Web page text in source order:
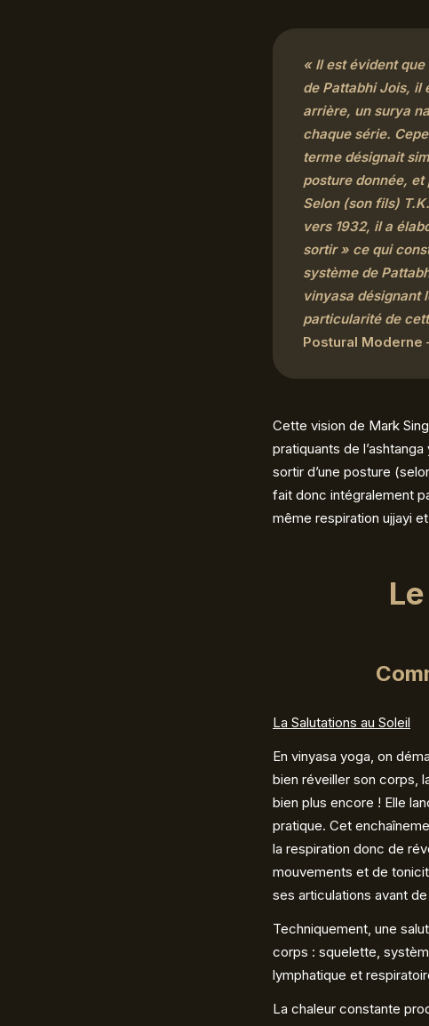
« Il est évident
de Pattabhi Jois, il
arrière, un surya
chaque série.
terme désignait
posture donnée,
Selon (son fils)
vers 1932, il a
sortir » ce qui
système de
vinyasa désignant
particularité de
Postural Moderne
Cette vision de Mark
pratiquants de
sortir d’une posture
fait donc intégralement
même respiration ujjayi
La Salutations au Soleil
En vinyasa yoga, on
bien réveiller son corps,
bien plus encore ! Elle
pratique. Cet
la respiration donc de
mouvements et de
ses articulations avant
Techniquement, une
corps : squelette,
lymphatique et
La chaleur constante